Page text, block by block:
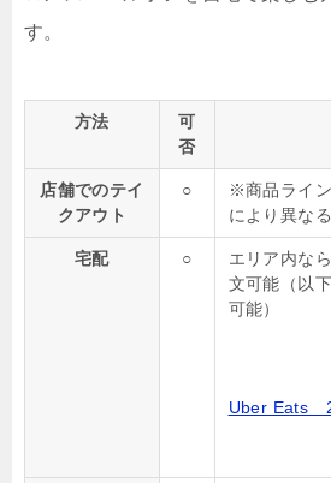
す。
方法
可
否
店舗でのテイ
クアウト
○
※商品ライ
により異なる
宅配 ○
エリア内な
文可能（以
可能）
Uber Eats